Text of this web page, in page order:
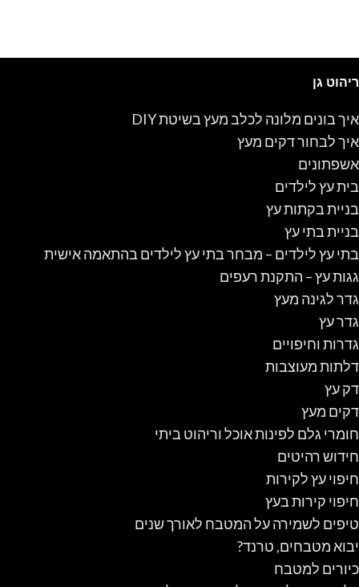
ריהוט גן
איך בונים מלונה לכלב מעץ בשיטת DIY
איך לבחור דקים מעץ
אשפתונים
בית עץ לילדים
בניית בקתות עץ
בניית בתי עץ
בתי עץ לילדים – מבחר בתי עץ לילדים בהתאמה אישית
גגות עץ – התקנת רעפים
גדר לגינה מעץ
גדר עץ
גדרות וחיפויים
דלתות מעוצבות
דק עץ
דקים מעץ
חומרי גלם לפינות אוכל וריהוט ביתי
חידוש רהיטים
חיפוי עץ לקירות
חיפוי קירות בעץ
טיפים לשמירה על המטבח לאורך שנים
יבוא מטבחים, טרנד?
כיורים למטבח